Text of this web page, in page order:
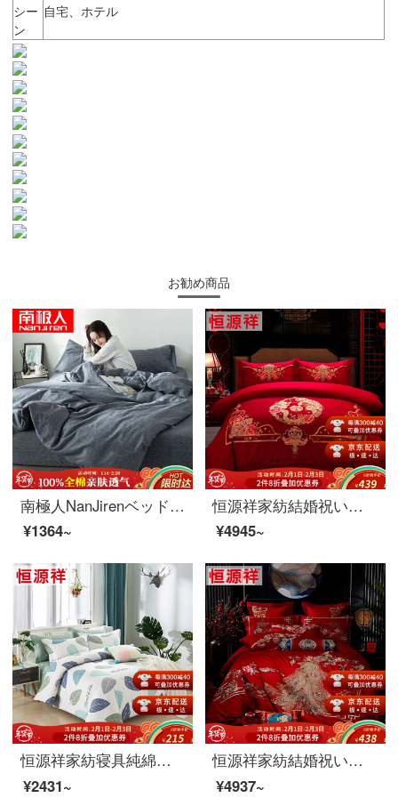
シー
ン
自宅、ホテル
お勧め商品
南極人NanJirenベッドの上に純綿のエーゲ海1.5/1.8メートルのベッドの布団カバー200*230 cmの綿100%の用品の結婚祝いのシーツ布団布団カバーベッドセット
¥1364~
恒源祥家紡結婚祝いの四点セットの真っ赤な綿の刺繍シーツ布団カバー1.5メートル/1.8メートルの結婚ベッド用品竜鳳団欒-赤い1.5メートルのベッド/布団カバー200*230 cm
¥4945~
恒源祥家紡寝具純綿四点セットの綿レースのシンプルな1.5 m/1.8 mダブルシーツ布団セットのベッド用品の糸語1.5 mベッド/布団カバー200*230 cm
¥2431~
恒源祥家紡結婚祝いの四点セット純綿紅色のお祝いセット伝統刺繍布団セット1.5/1.8メートルベッド用品豪華恋-赤1.5メートルベッド/布団カバー200*230 cm
¥4937~